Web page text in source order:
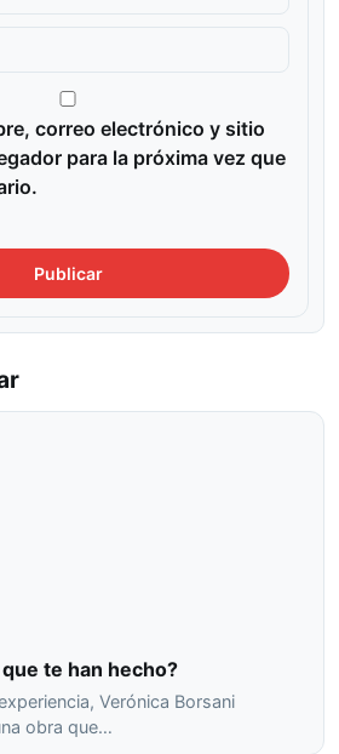
correo electrónico y sitio
para la próxima vez que
te han hecho?
Verónica Borsani
obra que…